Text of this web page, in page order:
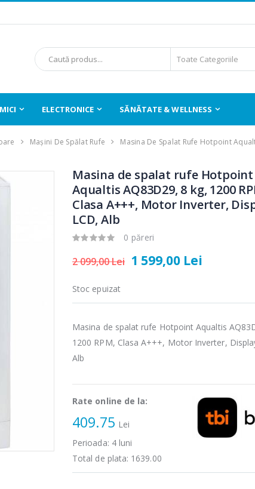
ELECTRONICE SĂNĂTATE & WELLNESS
Mașini De Spălat Rufe Masina De Spalat Rufe Hotpoint
Masina de spalat rufe Hotpoint
Aqualtis AQ83D29, 8 kg, 1200
Clasa A+++, Motor Inverter,
LCD, Alb
0 păreri
2 099,00 Lei 1 599,00 Lei
Stoc epuizat
Masina de spalat rufe Hotpoint Aqualtis
1200 RPM, Clasa A+++, Motor Inverter,
Alb
Rate online de la:
409.75 Lei
Perioada: 4luni
Total de plata: 1639.00